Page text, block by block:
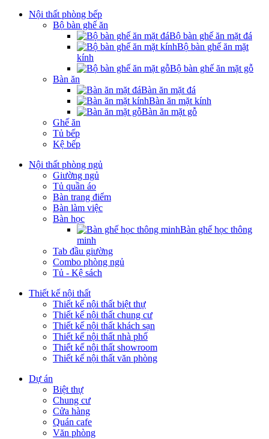
Nội thất phòng bếp
Bộ bàn ghế ăn
Bộ bàn ghế ăn mặt đá
Bộ bàn ghế ăn mặt
kính
Bộ bàn ghế ăn mặt gỗ
Bàn ăn
Bàn ăn mặt đá
Bàn ăn mặt kính
Bàn ăn mặt gỗ
Ghế ăn
Tủ bếp
Kệ bếp
Nội thất phòng ngủ
Giường ngủ
Tủ quần áo
Bàn trang điểm
Bàn làm việc
Bàn học
Bàn ghế học thông
minh
Tab đầu giường
Combo phòng ngủ
Tủ - Kệ sách
Thiết kế nội thất
Thiết kế nội thất biệt thự
Thiết kế nội thất chung cư
Thiết kế nội thất khách sạn
Thiết kế nội thất nhà phố
Thiết kế nội thất showroom
Thiết kế nội thất văn phòng
Dự án
Biệt thự
Chung cư
Cửa hàng
Quán cafe
Văn phòng